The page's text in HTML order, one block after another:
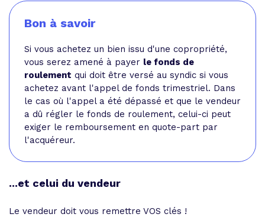
Bon à savoir
Si vous achetez un bien issu d'une copropriété,
vous serez amené à payer le fonds de
roulement qui doit être versé au syndic si vous
achetez avant l'appel de fonds trimestriel. Dans
le cas où l'appel a été dépassé et que le vendeur
a dû régler le fonds de roulement, celui-ci peut
exiger le remboursement en quote-part par
l'acquéreur.
...et celui du vendeur
Le vendeur doit vous remettre VOS clés !